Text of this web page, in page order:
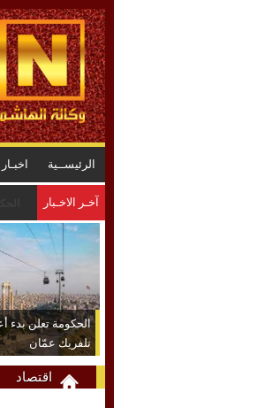
الرئيســية
آخـر الاخـبار
الحكومة تعلن بدء
تلفريك عمّان
اقتصاد